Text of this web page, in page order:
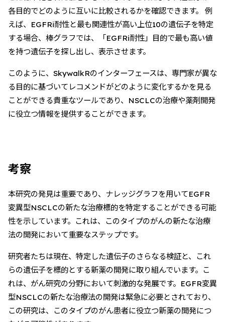
各目的でどのように互いに比較されるかを確認できます。 例
えば、EGFRi耐性と最も関連性が高い上位10の遺伝子を特定
する場合、棒グラフでは、「EGFRi耐性」目的で最も高い値
を持つ遺伝子を探し出し、表示させます。
このように、SkywalkRのインターフェースは、専門家が異な
る目的に基づいてレコメンドがどのように変化するかを見る
ことができる貴重なツールであり、NSCLCの治療や薬剤開発
に役立つ情報を提供することができます。
考察
本研究の発見は重要であり、ナレッジグラフを用いてEGFR
変異型NSCLCの新たな治療標的を特定することができる可能
性を示しています。これは、このタイプのがんの新たな治療
法の開発において重要なステップです。
研究者たちは現在、特定した遺伝子のさらなる検証と、これ
らの遺伝子を標的とする新薬の開発に取り組んでいます。こ
れは、がん研究の分野において刺激的な発展です。EGFR変異
型NSCLCの新たな治療法の開発は緊急に必要とされており、
この研究は、このタイプのがん患者に役立つ新薬の開発につ